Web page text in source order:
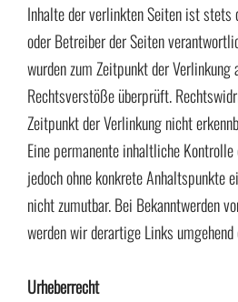
Inhalte der verlinkten Seiten ist
oder Betreiber der Seiten
wurden zum Zeitpunkt der
Rechtsverstöße überprüft.
Zeitpunkt der Verlinkung nicht
Eine permanente inhaltliche
jedoch ohne konkrete Anhaltspunkte
nicht zumutbar. Bei Bekanntwerden
werden wir derartige Links umgehend
Urheberrecht